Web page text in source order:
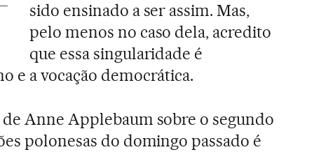
sido ensinado a ser assim. Mas,
pelo menos no caso dela, acredito
que essa singularidade é
e a vocação democrática.
Anne Applebaum sobre o segundo
polonesas do domingo passado é